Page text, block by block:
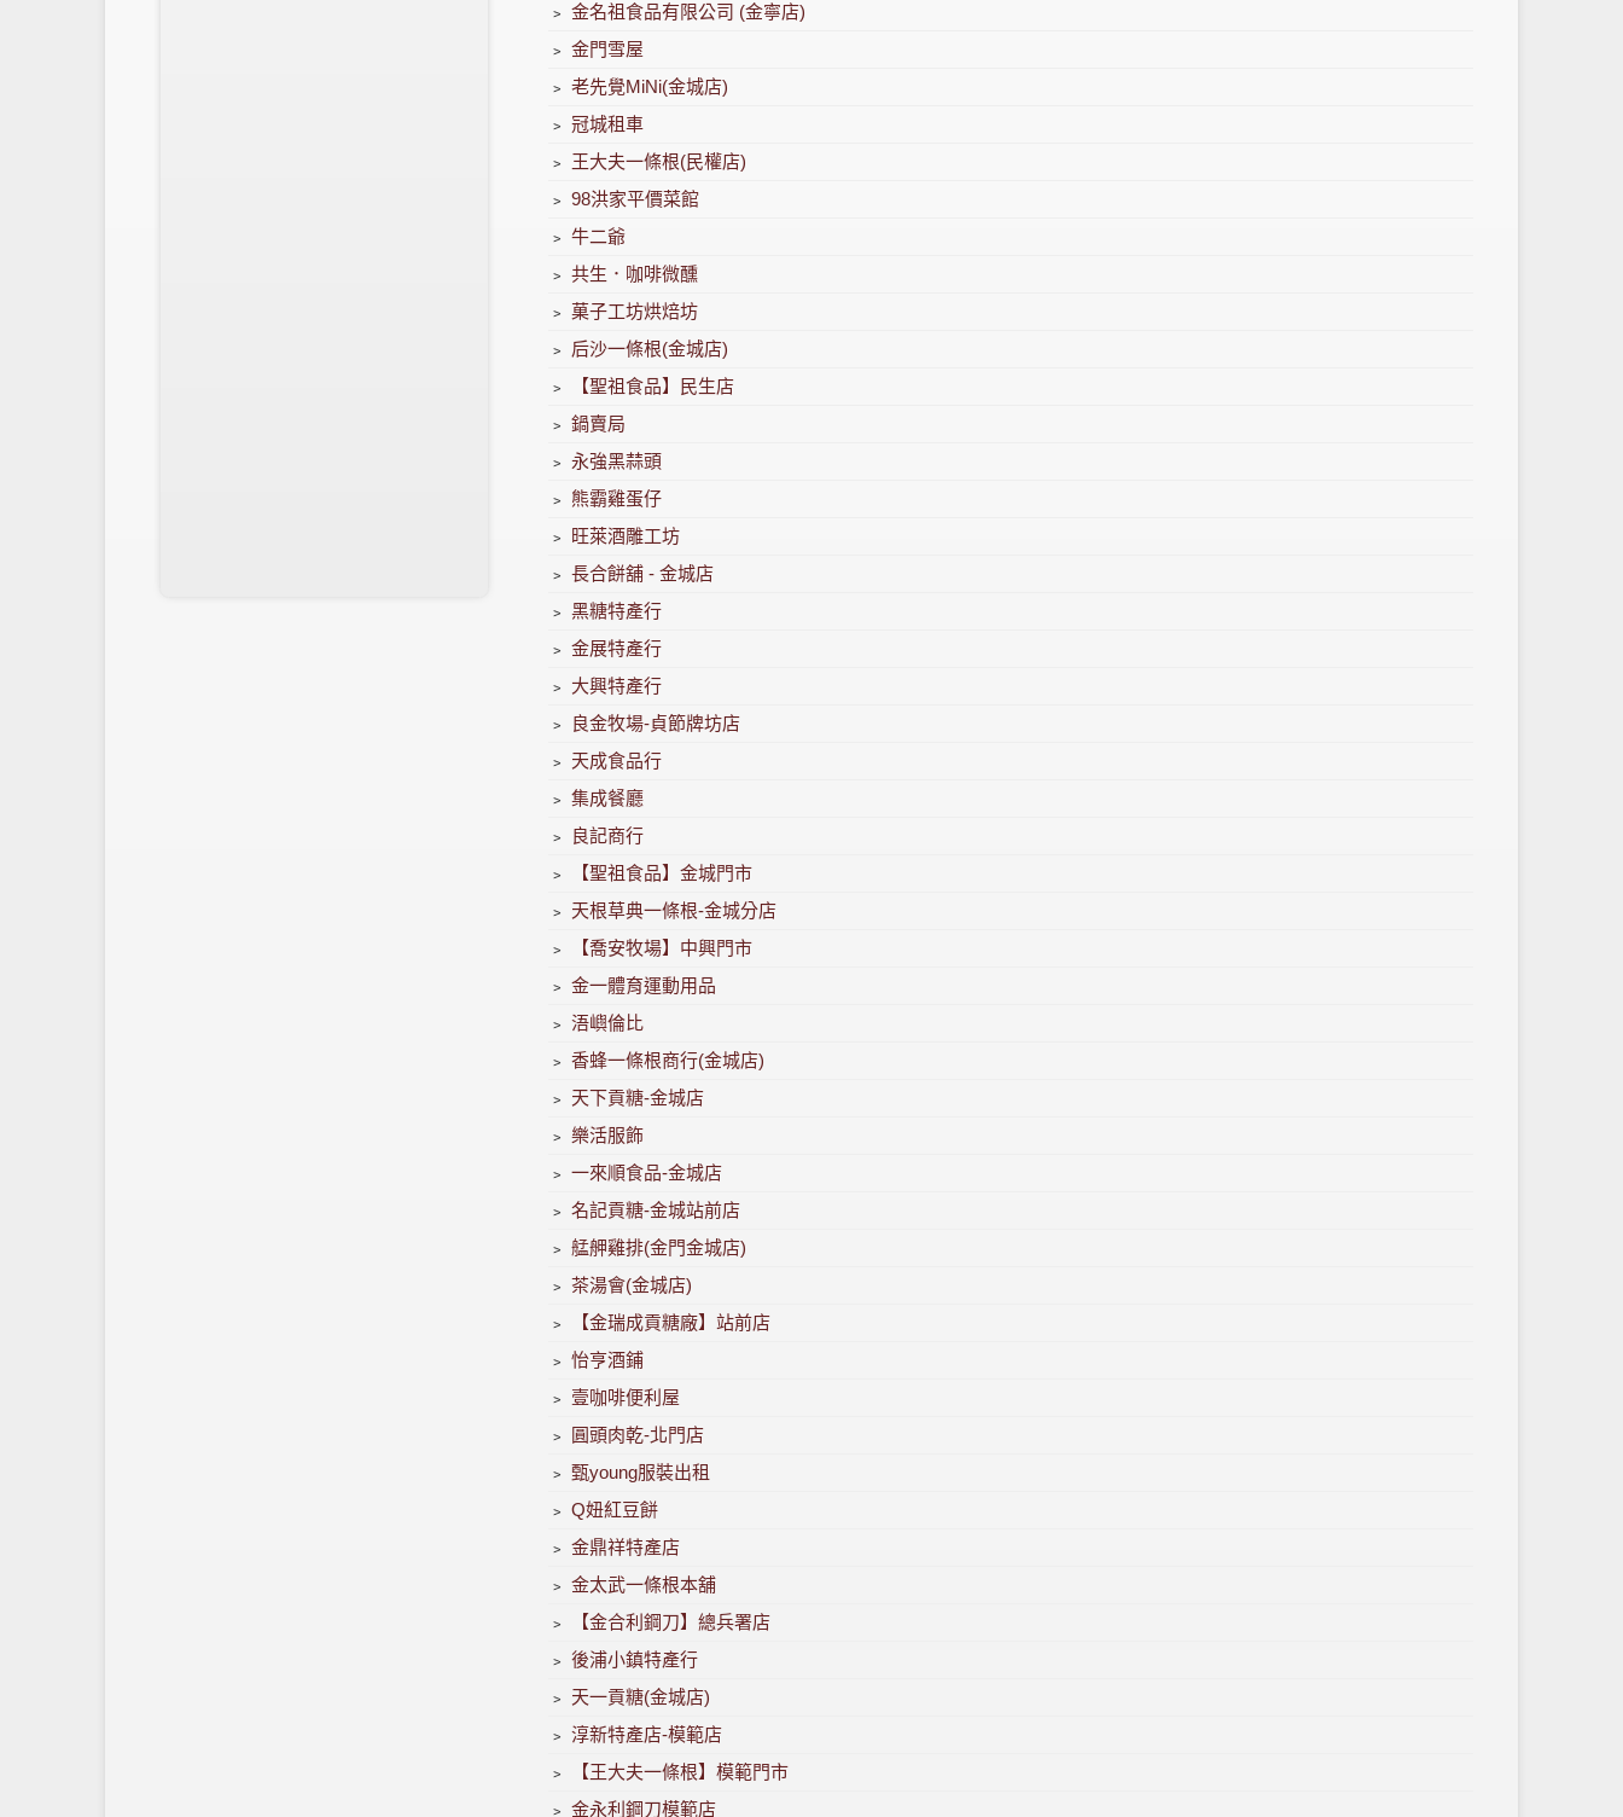
﹥ 金名祖食品有限公司 (金寧店)
﹥ 金門雪屋
﹥ 老先覺MiNi(金城店)
﹥ 冠城租車
﹥ 王大夫一條根(民權店)
﹥ 98洪家平價菜館
﹥ 牛二爺
﹥ 共生．咖啡微醺
﹥ 菓子工坊烘焙坊
﹥ 后沙一條根(金城店)
﹥
【聖祖食品】民生店
﹥ 鍋賣局
﹥ 永強黑蒜頭
﹥ 熊霸雞蛋仔
﹥
旺萊酒雕工坊
﹥ 長合餅舖 - 金城店
﹥ 黑糖特產行
﹥ 金展特產行
﹥ 大興特產行
﹥
良金牧場-貞節牌坊店
﹥ 天成食品行
﹥ 集成餐廳
﹥
良記商行
﹥
【聖祖食品】金城門市
﹥ 天根草典一條根-金城分店
﹥
【喬安牧場】中興門市
﹥ 金一體育運動用品
﹥ 浯嶼倫比
﹥ 香蜂一條根商行(金城店)
﹥ 天下貢糖-金城店
﹥ 樂活服飾
﹥ 一來順食品-金城店
﹥ 名記貢糖-金城站前店
﹥ 艋舺雞排(金門金城店)
﹥ 茶湯會(金城店)
﹥
【金瑞成貢糖廠】站前店
﹥ 怡亨酒鋪
﹥ 壹咖啡便利屋
﹥
圓頭肉乾-北門店
﹥ 甄young服裝出租
﹥ Q妞紅豆餅
﹥ 金鼎祥特產店
﹥ 金太武一條根本舖
﹥
【金合利鋼刀】總兵署店
﹥ 後浦小鎮特產行
﹥ 天一貢糖(金城店)
﹥ 淳新特產店-模範店
﹥
【王大夫一條根】模範門市
﹥ 金永利鋼刀模範店